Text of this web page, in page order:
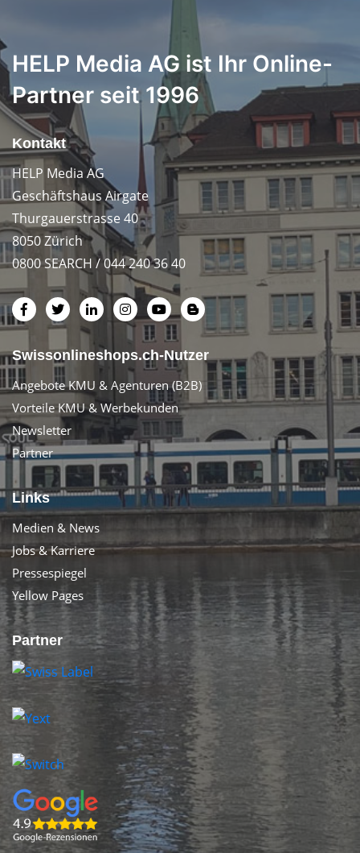
HELP Media AG ist Ihr Online-
Partner seit 1996
Kontakt
HELP Media AG
Geschäftshaus Airgate
Thurgauerstrasse 40
8050 Zürich
0800 SEARCH / 044 240 36 40
Swissonlineshops.ch-Nutzer
Angebote KMU & Agenturen (B2B)
Vorteile KMU & Werbekunden
Newsletter
Partner
Links
Medien & News
Jobs & Karriere
Pressespiegel
Yellow Pages
Partner